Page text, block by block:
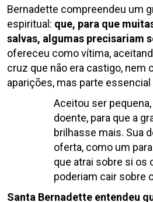
Bernadette compreendeu um
espiritual: que, para que
salvas, algumas precisariam
ofereceu como vítima,
cruz que não era castigo, nem
aparições, mas parte
Aceitou ser
doente, para que a
brilhasse mais. Sua
oferta, como um
que atrai sobre si os
poderiam cair sobre
Santa Bernadette entendeu